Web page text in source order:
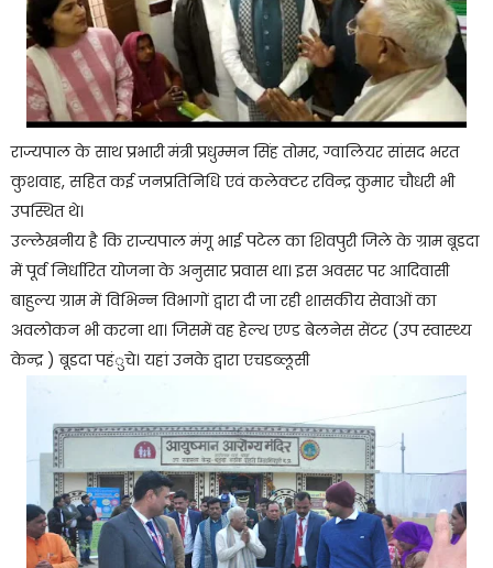
राज्यपाल के साथ प्रभारी मंत्री प्रधुम्मन सिंह तोमर, ग्वालियर सांसद भरत
कुशवाह, सहित कई जनप्रतिनिधि एवं कलेक्टर रविन्द्र कुमार चौधरी भी
उपस्थित थे।
उल्लेखनीय है कि राज्यपाल मंगू भाई पटेल का शिवपुरी जिले के ग्राम बूडदा
में पूर्व निर्धारित योजना के अनुसार प्रवास था। इस अवसर पर आदिवासी
बाहुल्य ग्राम में विभिन्न विभागों द्वारा दी जा रही शासकीय सेवाओं का
अवलोकन भी करना था। जिसमें वह हेल्थ एण्ड बेलनेस सेंटर (उप स्वास्थ्य
केन्द्र ) बूडदा पहंुचे। यहां उनके द्वारा एचडब्लूसी